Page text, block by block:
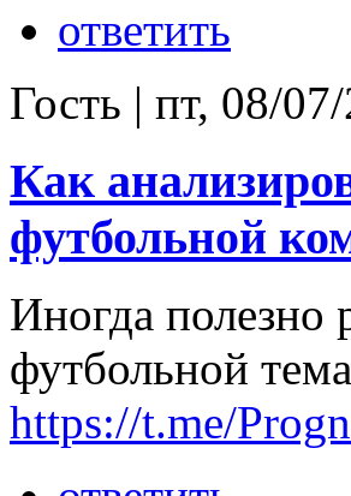
ответить
Гость | пт, 08/
Как
футбольной
Иногда полезно
футбольной
https://t.me/